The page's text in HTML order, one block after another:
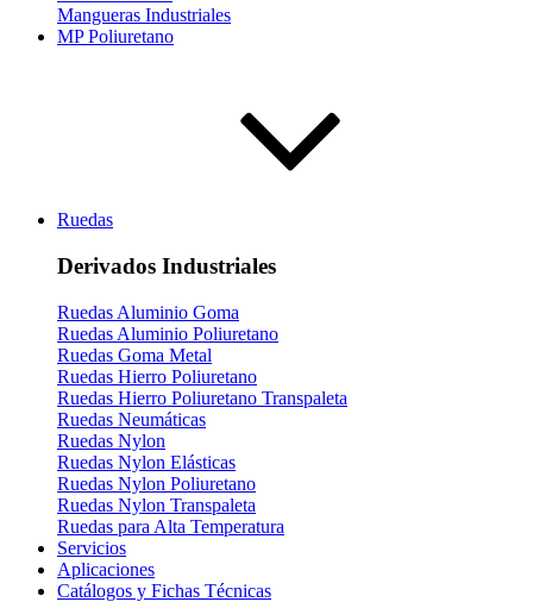
Mangueras Industriales
MP Poliuretano
Ruedas
Derivados Industriales
Ruedas Aluminio Goma
Ruedas Aluminio Poliuretano
Ruedas Goma Metal
Ruedas Hierro Poliuretano
Ruedas Hierro Poliuretano Transpaleta
Ruedas Neumáticas
Ruedas Nylon
Ruedas Nylon Elásticas
Ruedas Nylon Poliuretano
Ruedas Nylon Transpaleta
Ruedas para Alta Temperatura
Servicios
Aplicaciones
Catálogos y Fichas Técnicas